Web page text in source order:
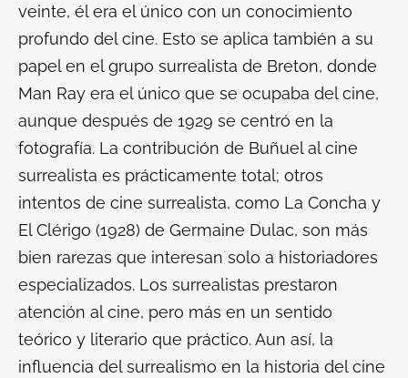
veinte, él era el único con un conocimiento
profundo del cine. Esto se aplica también a su
papel en el grupo surrealista de Breton, donde
Man Ray era el único que se ocupaba del cine,
aunque después de 1929 se centró en la
fotografía. La contribución de Buñuel al cine
surrealista es prácticamente total; otros
intentos de cine surrealista, como La Concha y
El Clérigo (1928) de Germaine Dulac, son más
bien rarezas que interesan solo a historiadores
especializados. Los surrealistas prestaron
atención al cine, pero más en un sentido
teórico y literario que práctico. Aun así, la
influencia del surrealismo en la historia del cine